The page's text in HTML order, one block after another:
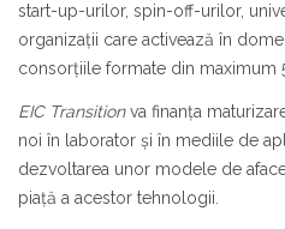
start-up-urilor, spin-off-urilor,
organizații care activează în
consorțiile formate din maximum
EIC Transitionva finanța
noi în laborator și în mediile de
dezvoltarea unor modele de
piață a acestor tehnologii.